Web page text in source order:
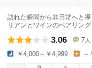
訪れた瞬間から非日常へと
リアンとワインのペアリング
3.06 7 人
￥4,000～￥4,999 ～